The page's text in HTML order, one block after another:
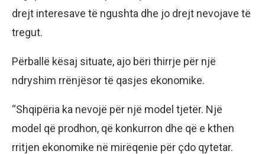
drejt interesave të ngushta dhe jo drejt nevojave të
tregut.
Përballë kësaj situate, ajo bëri thirrje për një
ndryshim rrënjësor të qasjes ekonomike.
“Shqipëria ka nevojë për një model tjetër. Një
model që prodhon, që konkurron dhe që e kthen
rritjen ekonomike në mirëqenie për çdo qytetar.